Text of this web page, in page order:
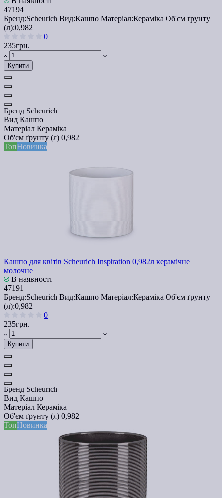
47194
Бренд:Scheurich Вид:Кашпо Матеріал:Кераміка Об'єм ґрунту
(л):0,982
0
235грн.
Купити
Бренд Scheurich
Вид Кашпо
Матеріал Кераміка
Об'єм ґрунту (л) 0,982
ТопНовинка
Кашпо для квітів Scheurich Inspiration 0,982л керамічне
молочне
В наявності
47191
Бренд:Scheurich Вид:Кашпо Матеріал:Кераміка Об'єм ґрунту
(л):0,982
0
235грн.
Купити
Бренд Scheurich
Вид Кашпо
Матеріал Кераміка
Об'єм ґрунту (л) 0,982
ТопНовинка